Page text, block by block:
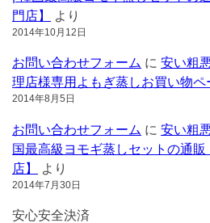
門店】
より
2014年10月12日
お問い合わせフォーム に安い粗
理店様専用よもぎ蒸しお買い物ペ
2014年8月5日
お問い合わせフォーム に安い粗
国最高級ヨモギ蒸しセットの通
店】
より
2014年7月30日
安心安全決済